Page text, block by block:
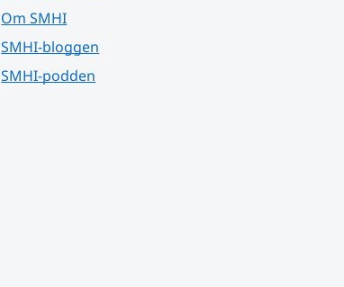
Om SMHI
SMHI-bloggen
SMHI-podden